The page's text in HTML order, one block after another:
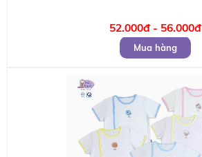
52.000đ - 56.000đ
Mua hàng